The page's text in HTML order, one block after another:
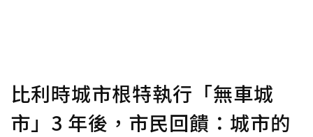
比利時城市根特執行「無車城
市」3 年後，市民回饋：城市的